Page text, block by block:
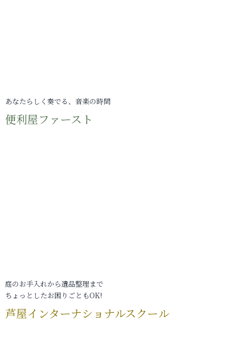
あなたらしく奏でる、音楽の時間
便利屋ファースト
庭のお手入れから遺品整理まで
ちょっとしたお困りごともOK!
芦屋インターナショナルスクール